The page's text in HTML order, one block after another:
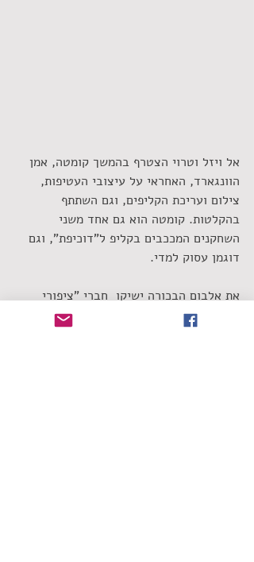
אל ויזל וטרוי הצטרף בהמשך קומטה, אמן
הוונגארד, האחראי על עיצובי העטיפות,
צילום ועריכת הקליפים, וגם השתתף
בהקלטות. קומטה הוא גם אחד משני
השחקנים המככבים בקליפ ל"דוכיפת", וגם
דוגמן עסוק למדי.
את אלבום הבכורה ישיקו  חברי "ציפורי
הלילה" בהופעת בכורה על ציר חיפה תל